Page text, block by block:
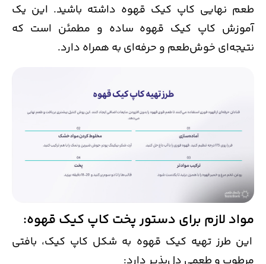
طعم نهایی کاپ کیک قهوه داشته باشید. این یک
آموزش کاپ کیک قهوه ساده و مطمئن است که
نتیجه‌ای خوش‌طعم و حرفه‌ای به همراه دارد.
مواد لازم برای دستور پخت کاپ کیک قهوه:
این طرز تهیه کیک قهوه به شکل کاپ کیک، بافتی